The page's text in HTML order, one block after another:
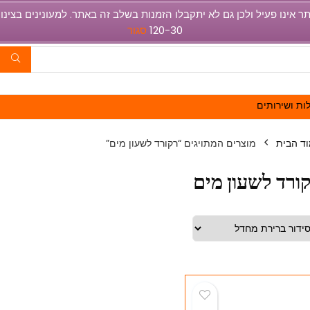
ושירותים
הבית מוצרים המתויגים “רקורד לשעון מים”
לשעון מים
120-30 סגור